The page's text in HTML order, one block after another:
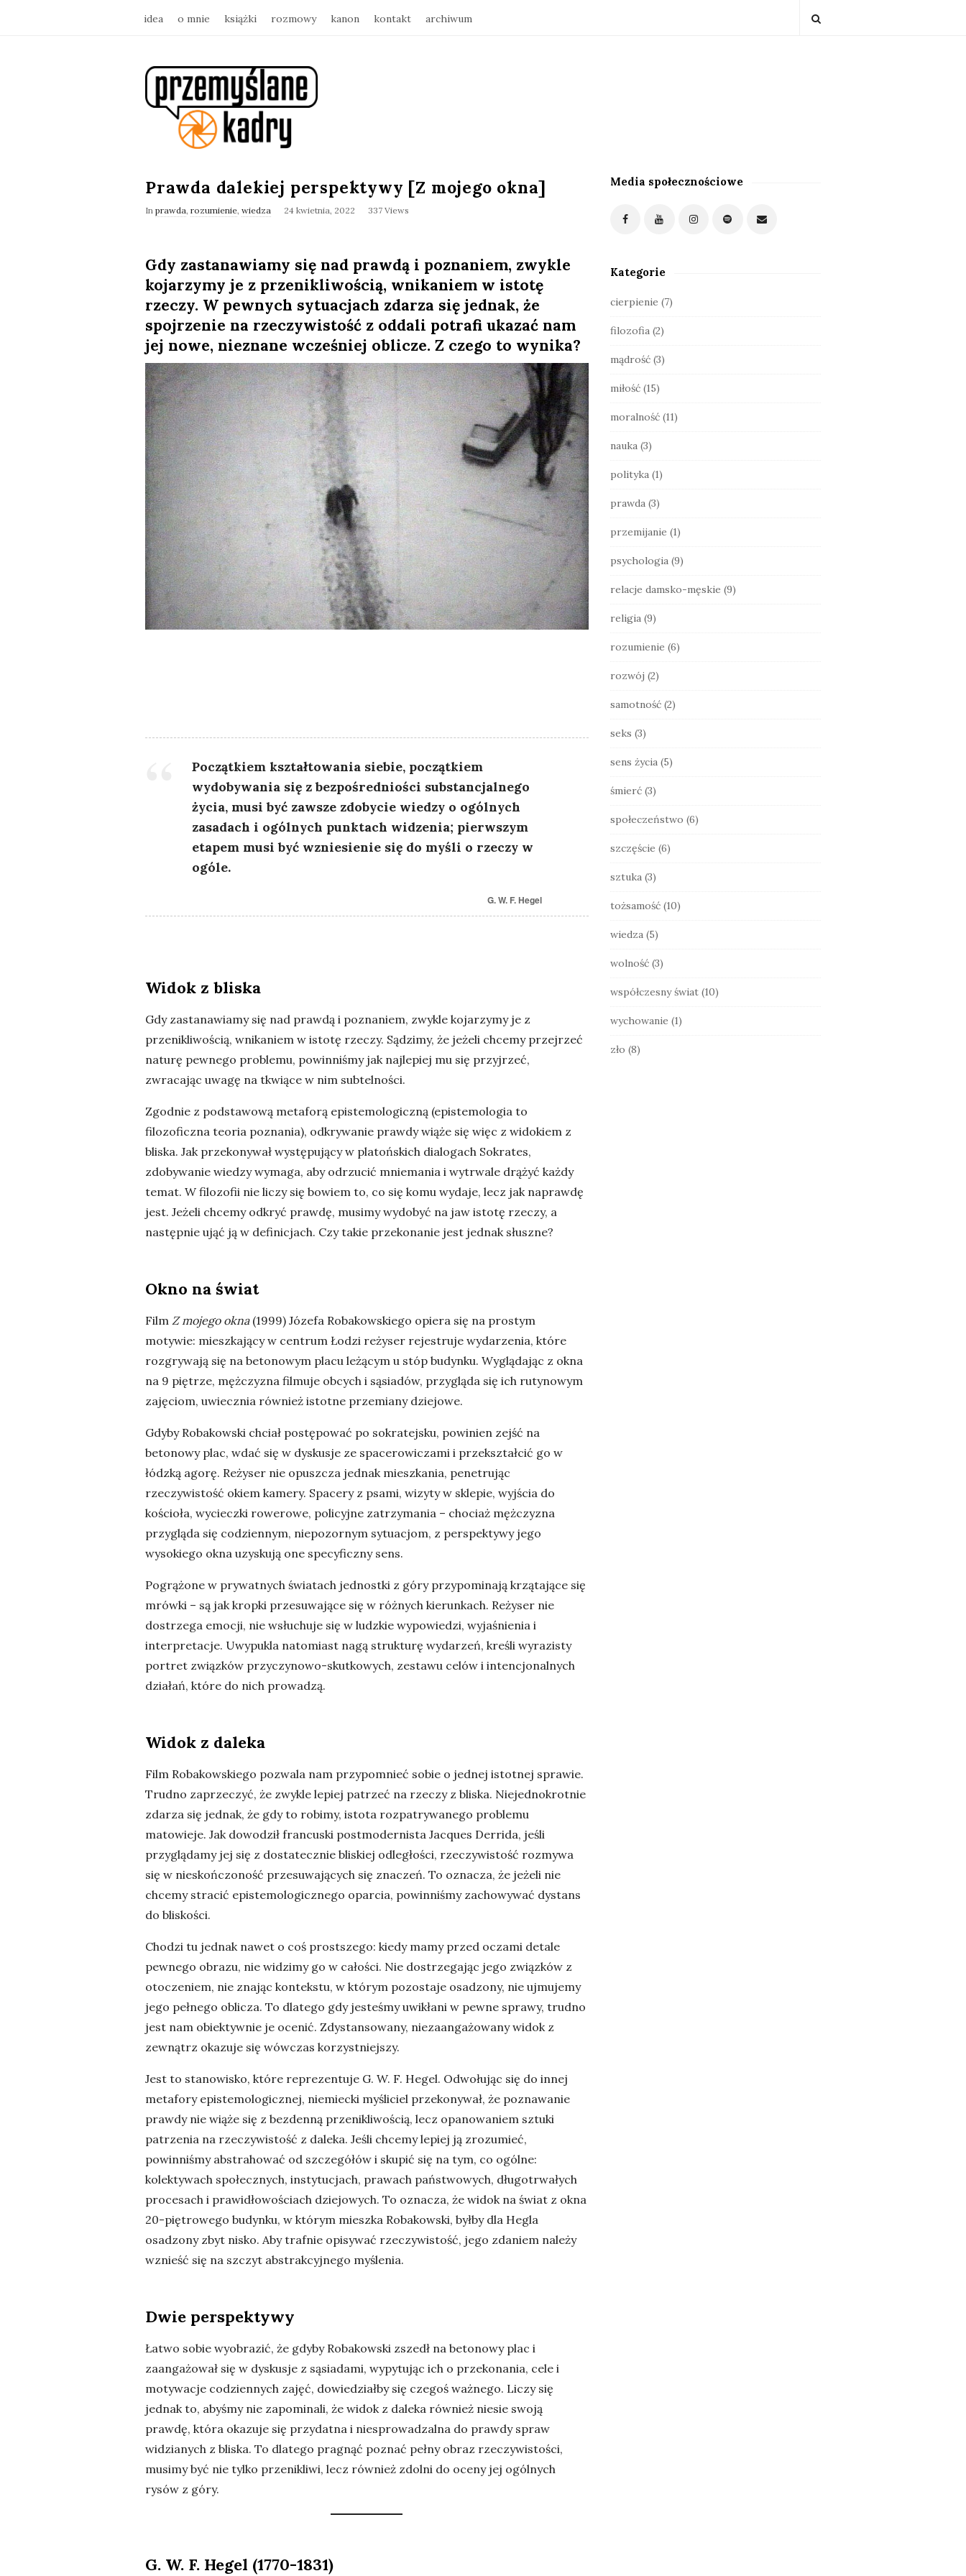
idea o mnie książki rozmowy kanon kontakt archiwum
p
e
m
y
ś
l
a
n
e
k
a
d
r
y
Prawda dalekiej perspektywy [Z mojego okna]
In prawda rozumienie wiedza 24 kwietnia, 2022 337 Views
Gdy zastanawiamy się nad prawdą i poznaniem, zwykle
kojarzymy je z przenikliwością, wnikaniem w istotę
rzeczy. W pewnych sytuacjach zdarza się jednak, że
spojrzenie na rzeczywistość z oddali potrafi ukazać nam
jej nowe, nieznane wcześniej oblicze. Z czego to wynika?
Początkiem kształtowania siebie, początkiem
wydobywania się z bezpośredniości substancjalnego
życia, musi być zawsze zdobycie wiedzy o ogólnych
zasadach i ogólnych punktach widzenia; pierwszym
etapem musi być wzniesienie się do myśli o rzeczy w
ogóle.
G. W. F. Hegel
Widok z bliska
Gdy zastanawiamy się nad prawdą i poznaniem, zwykle kojarzymy je z
przenikliwością, wnikaniem w istotę rzeczy. Sądzimy, że jeżeli chcemy przejrzeć
naturę pewnego problemu, powinniśmy jak najlepiej mu się przyjrzeć,
zwracając uwagę na tkwiące w nim subtelności.
Zgodnie z podstawową metaforą epistemologiczną (epistemologia to
filozoficzna teoria poznania), odkrywanie prawdy wiąże się więc z widokiem z
bliska. Jak przekonywał występujący w platońskich dialogach Sokrates,
zdobywanie wiedzy wymaga, aby odrzucić mniemania i wytrwale drążyć każdy
temat. W filozofii nie liczy się bowiem to, co się komu wydaje, lecz jak naprawdę
jest. Jeżeli chcemy odkryć prawdę, musimy wydobyć na jaw istotę rzeczy, a
następnie ująć ją w definicjach. Czy takie przekonanie jest jednak słuszne?
Okno na świat
Film Z mojego okna(1999) Józefa Robakowskiego opiera się na prostym
motywie: mieszkający w centrum Łodzi reżyser rejestruje wydarzenia, które
rozgrywają się na betonowym placu leżącym u stóp budynku. Wyglądając z okna
na 9 piętrze, mężczyzna filmuje obcych i sąsiadów, przygląda się ich rutynowym
zajęciom, uwiecznia również istotne przemiany dziejowe.
Gdyby Robakowski chciał postępować po sokratejsku, powinien zejść na
betonowy plac, wdać się w dyskusje ze spacerowiczami i przekształcić go w
łódzką agorę. Reżyser nie opuszcza jednak mieszkania, penetrując
rzeczywistość okiem kamery. Spacery z psami, wizyty w sklepie, wyjścia do
kościoła, wycieczki rowerowe, policyjne zatrzymania – chociaż mężczyzna
przygląda się codziennym, niepozornym sytuacjom, z perspektywy jego
wysokiego okna uzyskują one specyficzny sens.
Pogrążone w prywatnych światach jednostki z góry przypominają krzątające się
mrówki – są jak kropki przesuwające się w różnych kierunkach. Reżyser nie
dostrzega emocji, nie wsłuchuje się w ludzkie wypowiedzi, wyjaśnienia i
interpretacje. Uwypukla natomiast nagą strukturę wydarzeń, kreśli wyrazisty
portret związków przyczynowo-skutkowych, zestawu celów i intencjonalnych
działań, które do nich prowadzą.
Widok z daleka
Film Robakowskiego pozwala nam przypomnieć sobie o jednej istotnej sprawie.
Trudno zaprzeczyć, że zwykle lepiej patrzeć na rzeczy z bliska. Niejednokrotnie
zdarza się jednak, że gdy to robimy, istota rozpatrywanego problemu
matowieje. Jak dowodził francuski postmodernista Jacques Derrida, jeśli
przyglądamy jej się z dostatecznie bliskiej odległości, rzeczywistość rozmywa
się w nieskończoność przesuwających się znaczeń. To oznacza, że jeżeli nie
chcemy stracić epistemologicznego oparcia, powinniśmy zachowywać dystans
do bliskości.
Chodzi tu jednak nawet o coś prostszego: kiedy mamy przed oczami detale
pewnego obrazu, nie widzimy go w całości. Nie dostrzegając jego związków z
otoczeniem, nie znając kontekstu, w którym pozostaje osadzony, nie ujmujemy
jego pełnego oblicza. To dlatego gdy jesteśmy uwikłani w pewne sprawy, trudno
jest nam obiektywnie je ocenić. Zdystansowany, niezaangażowany widok z
zewnątrz okazuje się wówczas korzystniejszy.
Jest to stanowisko, które reprezentuje G. W. F. Hegel. Odwołując się do innej
metafory epistemologicznej, niemiecki myśliciel przekonywał, że poznawanie
prawdy nie wiąże się z bezdenną przenikliwością, lecz opanowaniem sztuki
patrzenia na rzeczywistość z daleka. Jeśli chcemy lepiej ją zrozumieć,
powinniśmy abstrahować od szczegółów i skupić się na tym, co ogólne:
kolektywach społecznych, instytucjach, prawach państwowych, długotrwałych
procesach i prawidłowościach dziejowych. To oznacza, że widok na świat z okna
20-piętrowego budynku, w którym mieszka Robakowski, byłby dla Hegla
osadzony zbyt nisko. Aby trafnie opisywać rzeczywistość, jego zdaniem należy
wznieść się na szczyt abstrakcyjnego myślenia.
Dwie perspektywy
Łatwo sobie wyobrazić, że gdyby Robakowski zszedł na betonowy plac i
zaangażował się w dyskusje z sąsiadami, wypytując ich o przekonania, cele i
motywacje codziennych zajęć, dowiedziałby się czegoś ważnego. Liczy się
jednak to, abyśmy nie zapominali, że widok z daleka również niesie swoją
prawdę, która okazuje się przydatna i niesprowadzalna do prawdy spraw
widzianych z bliska. To dlatego pragnąć poznać pełny obraz rzeczywistości,
musimy być nie tylko przenikliwi, lecz również zdolni do oceny jej ogólnych
rysów z góry.
G. W. F. Hegel (1770-1831)
S
d
a
Media społecznościowe
Kategorie
cierpienie (7)
filozofia(2)
mądrość(3)
miłość(15)
moralność(11)
nauka(3)
polityka(1)
prawda(3)
przemijanie (1)
psychologia(9)
relacje damsko-męskie (9)
religia(9)
rozumienie (6)
rozwój (2)
samotność(2)
seks (3)
sens życia(5)
śmierć(3)
społeczeństwo (6)
szczęście (6)
sztuka(3)
tożsamość(10)
wiedza(5)
wolność(3)
współczesny świat(10)
wychowanie (1)
zło (8)